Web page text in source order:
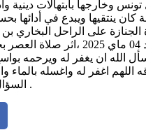
وخارجها بابتهالات دينية
على الراحل البخاري بن
اليوم الأحد 04 ماي 2025
الله ان يغفر له ويرحمه
اللهم اغفر له واغسله بالماء
السؤال، واعفو عنه يا كريم .